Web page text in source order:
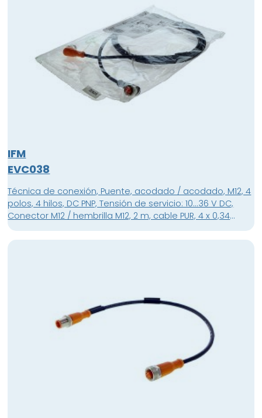
IFM
EVC038
Técnica de conexión, Puente, acodado / acodado, M12, 4
polos, 4 hilos, DC PNP, Tensión de servicio: 10...36 V DC,
Conector M12 / hembrilla M12, 2 m, cable PUR, 4 x 0,34
mm², Sin silicona , Sin halógeno , Contactos dorados,
Material de la carcasa: conector de la carcasa: TPU